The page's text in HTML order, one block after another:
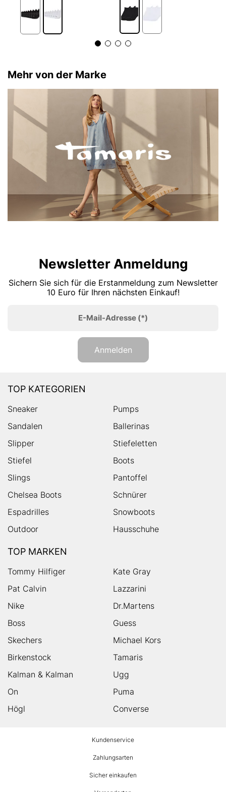
Mehr von der Marke
Newsletter Anmeldung
Sichern Sie sich für die Erstanmeldung zum Newsletter
10 Euro für Ihren nächsten Einkauf!
E-Mail-Adresse (*)
Anmelden
TOP KATEGORIEN
Sneaker
Pumps
Sandalen
Ballerinas
Slipper
Stiefeletten
Stiefel
Boots
Slings
Pantoffel
Chelsea Boots
Schnürer
Espadrilles
Snowboots
Outdoor
Hausschuhe
TOP MARKEN
Tommy Hilfiger
Kate Gray
Pat Calvin
Lazzarini
Nike
Dr.Martens
Boss
Guess
Skechers
Michael Kors
Birkenstock
Tamaris
Kalman & Kalman
Ugg
On
Puma
Högl
Converse
Kundenservice
Zahlungsarten
Sicher einkaufen